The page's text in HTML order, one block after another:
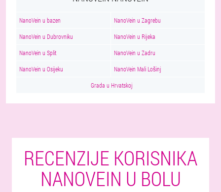
NanoVein u bazen NanoVein u Zagrebu
NanoVein u Dubrovniku NanoVein u Rijeka
NanoVein u Split NanoVein u Zadru
NanoVein u Osijeku NanoVein Mali Lošinj
Grada u Hrvatskoj
RECENZIJE KORISNIKA
NANOVEIN U BOLU